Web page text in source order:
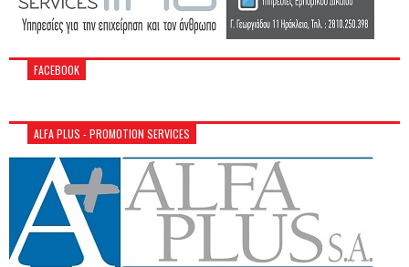
FACEBOOK
ALFA PLUS - PROMOTION SERVICES